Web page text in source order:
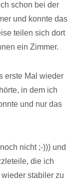
schon bei der
und konnte das
teilen sich dort
ein Zimmer.
erste Mal wieder
in dem ich
und nur das
nicht ;-))) und
die ich
stabiler zu